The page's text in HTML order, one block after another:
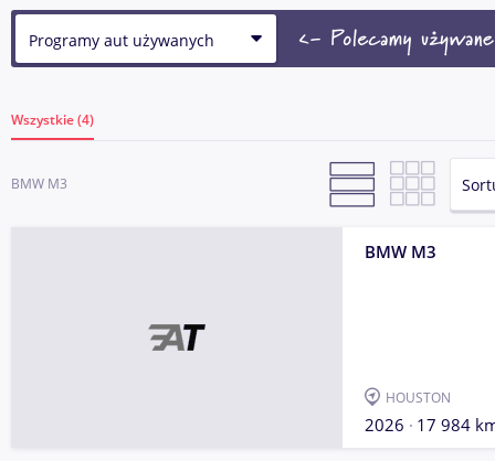
Wszystkie (4)
BMW M3
BMW M3
HOUSTON
2026 17 984